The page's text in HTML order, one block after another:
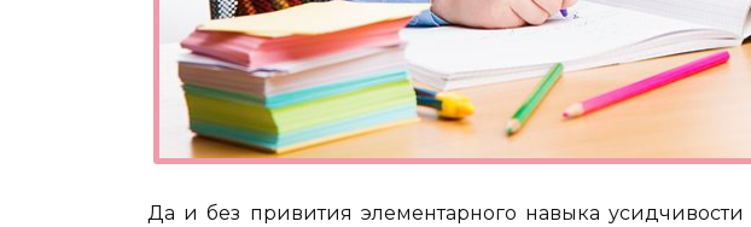
Да и без привития элементарного навыка усидчивости